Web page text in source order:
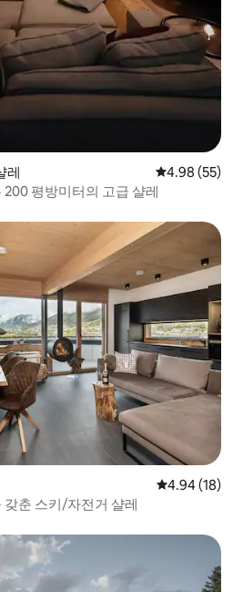
레 평점 4.98점(5
4.98 (55)
평방미터의 고급 샬레
평점 4.94점(5
4.94 (18)
춘 스키/자전거 샬레